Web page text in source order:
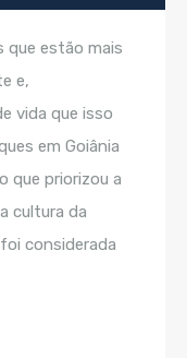
que estão mais
e,
vida que isso
em Goiânia
que priorizou a
cultura da
considerada